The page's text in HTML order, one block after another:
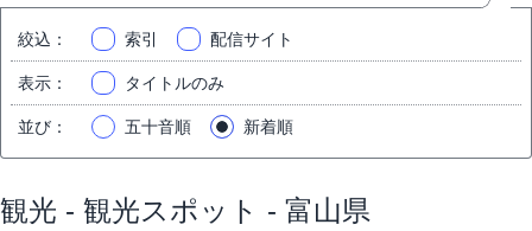
絞込 ： 索引 配信サイト
表示 ： タイトルのみ
並び ： 五十音順 新着順
観光 - 観光スポット - 富山県